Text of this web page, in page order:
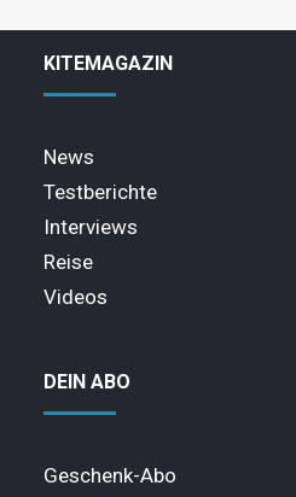
KITEMAGAZIN
News
Testberichte
Interviews
Reise
Videos
DEIN ABO
Geschenk-Abo